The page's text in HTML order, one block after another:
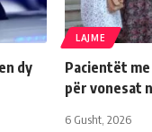
dy
LAJME
Pacientët
për vonesat
6 Gusht, 2026